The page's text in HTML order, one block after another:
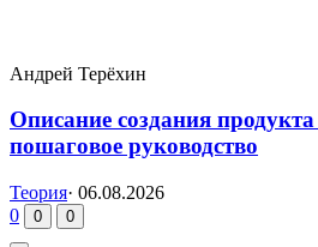
Андрей Терёхин
Описание создания
пошаговое руководство
Теория· 06.08.2026
0
0 0